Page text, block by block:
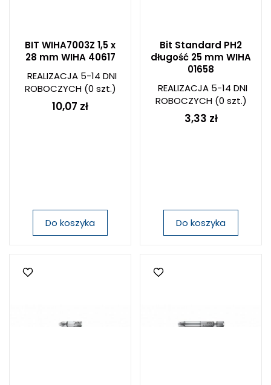
BIT WIHA7003Z 1,5 x
28 mm WIHA 40617
REALIZACJA 5-14 DNI
ROBOCZYCH(0 szt.)
10,07 zł
Do koszyka
Bit Standard PH2
długość 25 mm WIHA
01658
REALIZACJA 5-14 DNI
ROBOCZYCH(0 szt.)
3,33 zł
Do koszyka